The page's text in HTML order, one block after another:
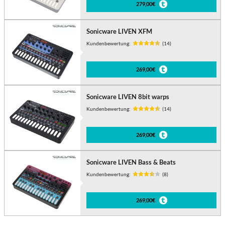
279,00€
Sonicware LIVEN XFM
Kundenbewertung: (14)
269,00€
Sonicware LIVEN 8bit warps
Kundenbewertung: (14)
269,00€
Sonicware LIVEN Bass & Beats
Kundenbewertung: (8)
269,00€